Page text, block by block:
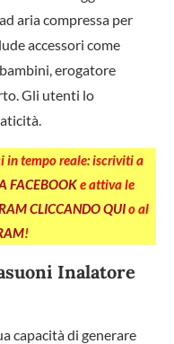
aria compressa per
accessori come
erogatore
Gli utenti lo
in tempo reale: iscriviti a
FACEBOOKe attiva le
CLICCANDO QUIo al
!
Inalatore
capacità di generare